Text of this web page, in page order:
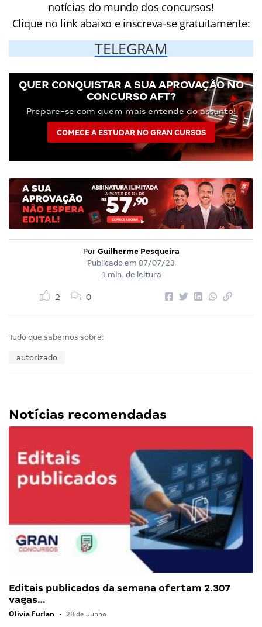
notícias do mundo dos concursos!
Clique no link abaixo e inscreva-se gratuitamente:
TELEGRAM
QUER CONQUISTAR A SUA APROVAÇÃO NO
CONCURSO AFT?
Prepare-se com quem mais entende do assunto!
COMECE A ESTUDAR NO GRAN CURSOS
Por Guilherme Pesqueira
Publicado em 07/07/23
1 min. de leitura
2 0
Tudo que sabemos sobre:
autorizado
Notícias recomendadas
Editais publicados da semana ofertam 2.307
vagas…
Olivia Furlan • 28 de Junho